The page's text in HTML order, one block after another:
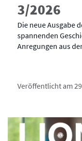
3/2026
Die neue Ausgabe
spannenden
Anregungen aus
Veröffentlicht am